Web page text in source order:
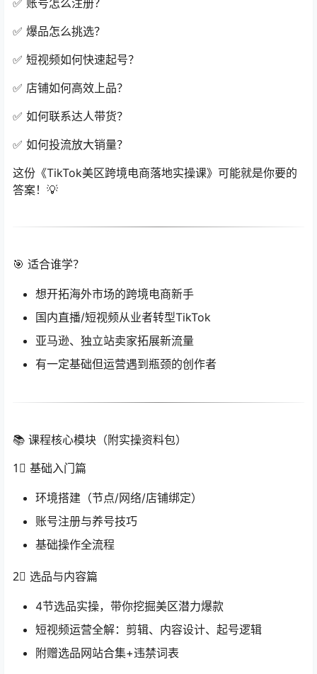
✅ 账号怎么注册？
✅ 爆品怎么挑选？
✅ 短视频如何快速起号？
✅ 店铺如何高效上品？
✅ 如何联系达人带货？
✅ 如何投流放大销量？
这份《TikTok美区跨境电商落地实操课》可能就是你要的
答案！💡
🎯 适合谁学？
想开拓海外市场的跨境电商新手
国内直播/短视频从业者转型TikTok
亚马逊、独立站卖家拓展新流量
有一定基础但运营遇到瓶颈的创作者
📚 课程核心模块（附实操资料包）
1⃣ 基础入门篇
环境搭建（节点/网络/店铺绑定）
账号注册与养号技巧
基础操作全流程
2⃣ 选品与内容篇
4节选品实操，带你挖掘美区潜力爆款
短视频运营全解：剪辑、内容设计、起号逻辑
附赠选品网站合集+违禁词表